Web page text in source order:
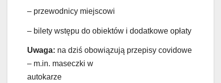
– przewodnicy miejscowi
– bilety wstępu do obiektów i dodatkowe opłaty
Uwaga: na dziś obowiązują przepisy covidowe
– m.in. maseczki w
autokarze